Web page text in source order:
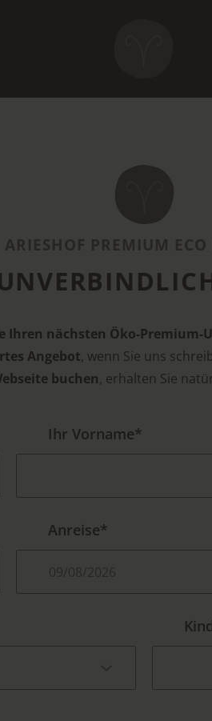
ARIESHOF PREMIUM ECO
Ihren nächsten Öko-
Angebot, wenn Sie uns
buchen, erhalten Sie
Ihr Vorname*
Anreise*